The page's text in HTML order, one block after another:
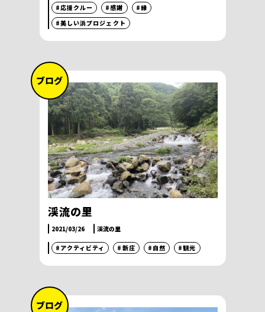
#応援クルー #感謝
#縁
#美しい浜プロジェクト
ブログ
渓流の里
2021/03/26 渓流の里
#アクティビティ #新庄 #自然 #観光
ブログ